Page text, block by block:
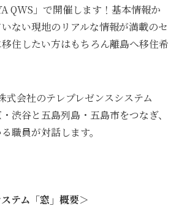
QWS」で開催します！基本情報か
ない現地のリアルな情報が満載のセ
住したい方はもちろん離島へ移住希
会社のテレプレゼンスシステム
渋谷と五島列島・五島市をつなぎ、
職員が対話します。
テム「窓」概要＞